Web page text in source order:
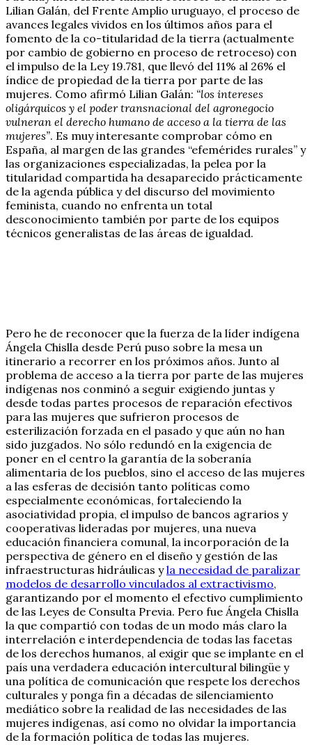
Lilian Galán, del Frente Amplio uruguayo, el proceso de
avances legales vividos en los últimos años para el
fomento de la co-titularidad de la tierra (actualmente
por cambio de gobierno en proceso de retroceso) con
el impulso de la Ley 19.781, que llevó del 11% al 26% el
índice de propiedad de la tierra por parte de las
mujeres. Como afirmó Lilian Galán: “los intereses
oligárquicos y el poder transnacional del agronegocio
vulneran el derecho humano de acceso a la tierra de las
mujeres”. Es muy interesante comprobar cómo en
España, al margen de las grandes “efemérides rurales” y
las organizaciones especializadas, la pelea por la
titularidad compartida ha desaparecido prácticamente
de la agenda pública y del discurso del movimiento
feminista, cuando no enfrenta un total
desconocimiento también por parte de los equipos
técnicos generalistas de las áreas de igualdad.
Pero he de reconocer que la fuerza de la líder indígena
Ángela Chislla desde Perú puso sobre la mesa un
itinerario a recorrer en los próximos años. Junto al
problema de acceso a la tierra por parte de las mujeres
indígenas nos conminó a seguir exigiendo juntas y
desde todas partes procesos de reparación efectivos
para las mujeres que sufrieron procesos de
esterilización forzada en el pasado y que aún no han
sido juzgados. No sólo redundó en la exigencia de
poner en el centro la garantía de la soberanía
alimentaria de los pueblos, sino el acceso de las mujeres
a las esferas de decisión tanto políticas como
especialmente económicas, fortaleciendo la
asociatividad propia, el impulso de bancos agrarios y
cooperativas lideradas por mujeres, una nueva
educación financiera comunal, la incorporación de la
perspectiva de género en el diseño y gestión de las
infraestructuras hidráulicas yla necesidad de paralizar
modelos de desarrollo vinculados al extractivismo,
garantizando por el momento el efectivo cumplimiento
de las Leyes de Consulta Previa. Pero fue Ángela Chislla
la que compartió con todas de un modo más claro la
interrelación e interdependencia de todas las facetas
de los derechos humanos, al exigir que se implante en el
país una verdadera educación intercultural bilingüe y
una política de comunicación que respete los derechos
culturales y ponga fin a décadas de silenciamiento
mediático sobre la realidad de las necesidades de las
mujeres indígenas, así como no olvidar la importancia
de la formación política de todas las mujeres.